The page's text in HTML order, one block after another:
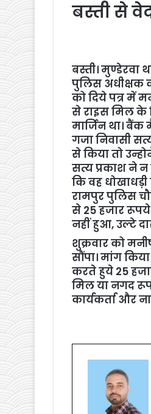
बस्ती से
बस्ती। मुण्डेरवा
पुलिस अधीक्षक
को दिये पत्र में
से राइस मिल के
मार्जिन था।
गजा निवासी
से किया तो
सत्य प्रकाश ने
कि वह
रामपुर पुलिस
से 25 हजार
नहीं हुआ, उल्टे
शुक्रवार को
सौंपा। मांग
करते हुये 25
मिल या नगद
कार्यकर्ता और